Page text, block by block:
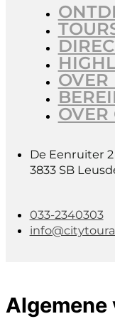
OVER
De Eenruiter
3833 SB
033-2340303
Algemene